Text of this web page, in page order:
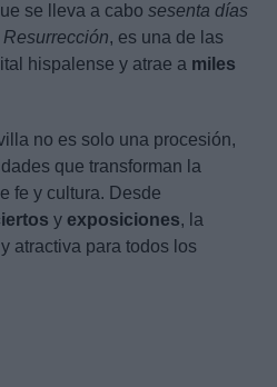
se lleva a cabo sesenta días
, es una de las
hispalense y atrae a miles
no es solo una procesión,
que transforman la
fe y cultura. Desde
y exposiciones, la
atractiva para todos los